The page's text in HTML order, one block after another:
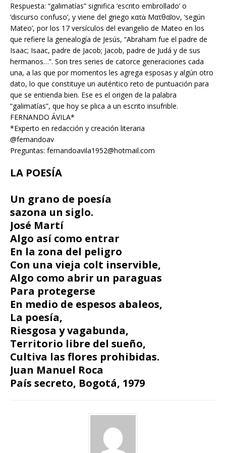
Respuesta: “galimatías” significa ‘escrito embrollado’ o
‘discurso confuso’, y viene del griego κατὰ Ματθαῖον, ‘según
Mateo’, por los 17 versículos del evangelio de Mateo en los
que refiere la genealogía de Jesús, “Abraham fue el padre de
Isaac; Isaac, padre de Jacob; Jacob, padre de Judá y de sus
hermanos…”. Son tres series de catorce generaciones cada
una, a las que por momentos les agrega esposas y algún otro
dato, lo que constituye un auténtico reto de puntuación para
que se entienda bien. Ese es el origen de la palabra
“galimatías”, que hoy se plica a un escrito insufrible.
FERNANDO ÁVILA*
*Experto en redacción y creación literaria
@fernandoav
Preguntas: fernandoavila1952@hotmail.com
LA POESÍA
Un grano de poesía
sazona un siglo.
José Martí
Algo así como entrar
En la zona del peligro
Con una vieja colt inservible,
Algo como abrir un paraguas
Para protegerse
En medio de espesos abaleos,
La poesía,
Riesgosa y vagabunda,
Territorio libre del sueño,
Cultiva las flores prohibidas.
Juan Manuel Roca
País secreto, Bogotá, 1979